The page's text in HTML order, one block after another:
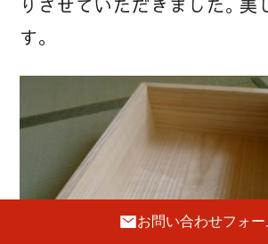
りさせていただきました。美
す。
お問い合わせフォー